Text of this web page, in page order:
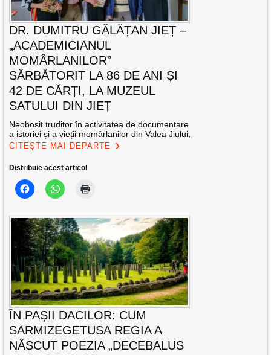
DR. DUMITRU GĂLĂȚAN JIEȚ –
„ACADEMICIANUL
MOMÂRLANILOR”
SĂRBĂTORIT LA 86 DE ANI ȘI
42 DE CĂRȚI, LA MUZEUL
SATULUI DIN JIEȚ
Neobosit truditor în activitatea de documentare
a istoriei și a vieții momârlanilor din Valea Jiului,
CITEȘTE MAI DEPARTE
Distribuie acest articol
ÎN PAȘII DACILOR: CUM
SARMIZEGETUSA REGIA A
NĂSCUT POEZIA „DECEBALUS